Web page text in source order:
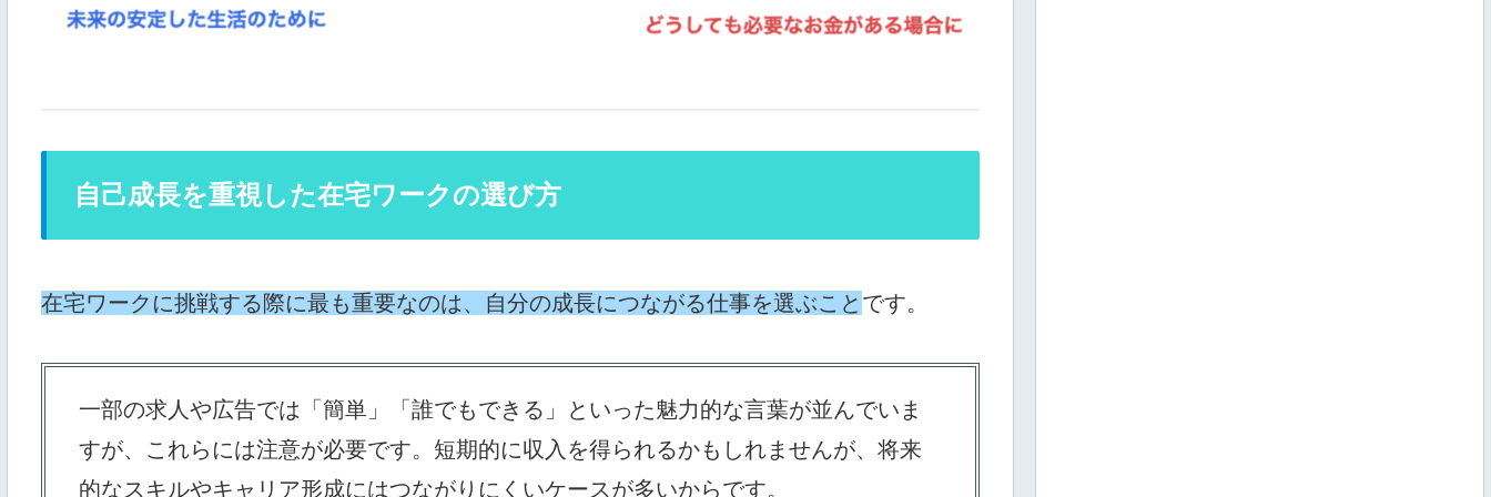
自己成長を重視した在宅ワークの選び方
在宅ワークに挑戦する際に最も重要なのは、自分の成長につながる仕事を選ぶこと です。
一部の求人や広告では「簡単」「誰でもできる」といった魅力的な言葉が並んでいま
すが、これらには注意が必要です。短期的に収入を得られるかもしれませんが、将来
的なスキルやキャリア形成にはつながりにくいケースが多いからです。